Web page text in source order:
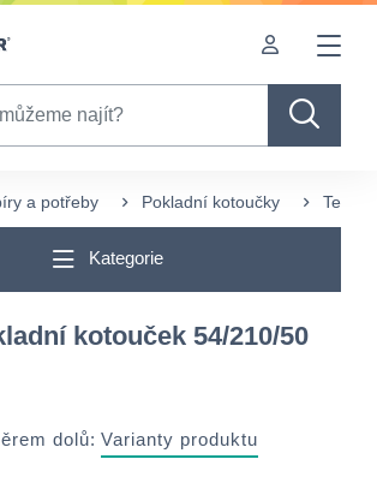
a potřeby Pokladní kotoučky Termo
Kategorie
kotouček 54/210/50
dolů: Varianty produktu